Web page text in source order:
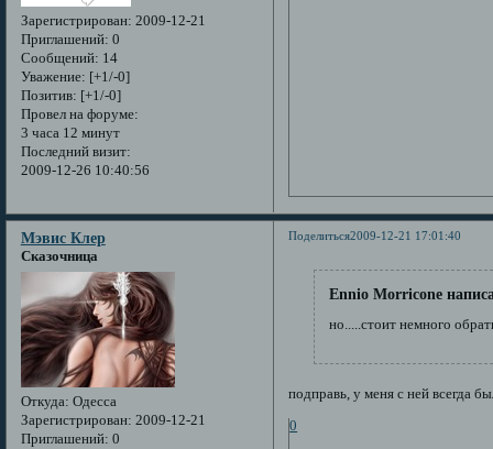
Зарегистрирован: 2009-12-21
Приглашений: 0
Сообщений: 14
Уважение: [+1/-0]
Позитив: [+1/-0]
Провел на форуме:
3 часа 12 минут
Последний визит:
2009-12-26 10:40:56
Поделиться2009-12-21 17:01:40
Мэвис Клер
Сказочница
Откуда: Одесса
Зарегистрирован: 2009-12-21
Приглашений: 0
Ennio Morricone
но.....стоит немного
подправь, у меня с ней всегда
0